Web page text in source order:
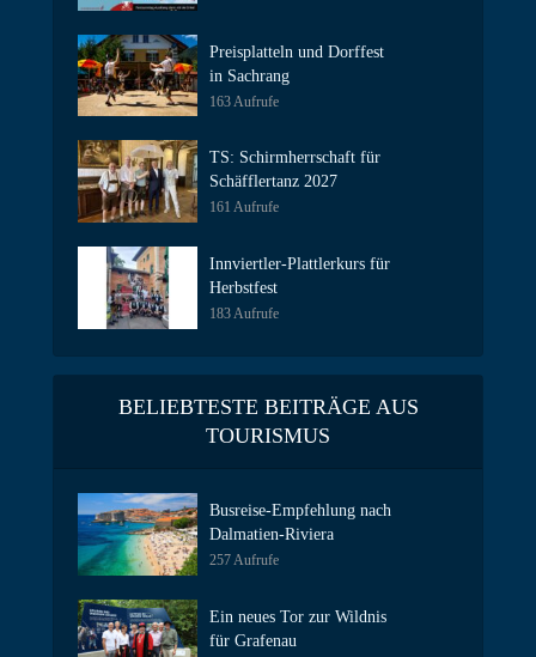
Preisplatteln und Dorffest
in Sachrang
163 Aufrufe
TS: Schirmherrschaft für
Schäfflertanz 2027
161 Aufrufe
Innviertler-Plattlerkurs für
Herbstfest
183 Aufrufe
BELIEBTESTE BEITRÄGE AUS
TOURISMUS
Busreise-Empfehlung nach
Dalmatien-Riviera
257 Aufrufe
Ein neues Tor zur Wildnis
für Grafenau